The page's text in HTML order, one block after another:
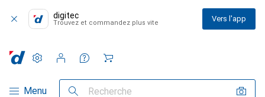
digitec
Trouvez et commandez plus vite Vers l'app
Navigation par catégorie
Menu Recherche
Paramètres
Compte client
Listes de comparaison
Listes d'envies
Panier